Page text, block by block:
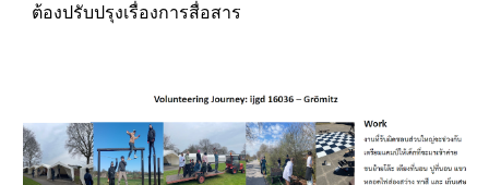
ต้องปรับปรุงเรื่องการสื่อสาร